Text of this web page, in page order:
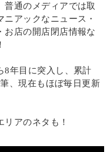
普通のメディアでは取
ニアックなニュース・
お店の開店閉店情報な
8年目に突入し、累計
、現在もほぼ毎日更新
アのネタも！